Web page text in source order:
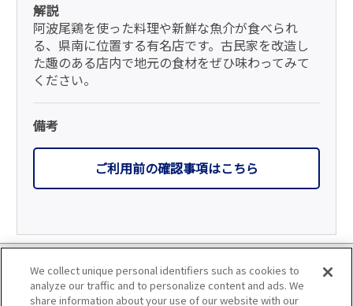
解説
阿波尾鶏を使った料理や新鮮な魚介が食べられ
る、県南に位置する有名店です。古民家を改造し
た趣のある店内で地元の食材をぜひ味わってみて
ください。
備考
ご利用前の確認事項はこちら
個人情報の取り扱いについて
We collect unique personal identifiers such as cookies to
analyze our traffic and to personalize content and ads. We
share information about your use of our website with our